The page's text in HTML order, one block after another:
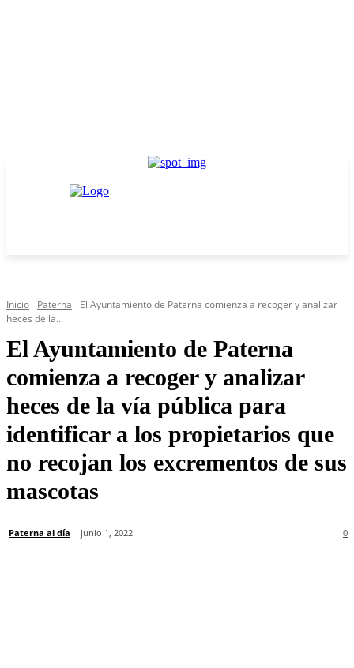
Inicio Paterna
El Ayuntamiento de Paterna comienza a recoger y analizar
heces de la...
El Ayuntamiento de Paterna
comienza a recoger y analizar
heces de la vía pública para
identificar a los propietarios que
no recojan los excrementos de sus
mascotas
Paterna al día junio 1, 2022 0